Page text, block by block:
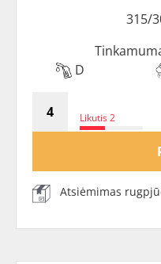
315/
D
Likutis 2
Atsiėmimas